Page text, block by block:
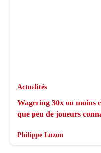
Actualités
Wagering 30x ou moins
que peu de joueurs
Philippe Luzon